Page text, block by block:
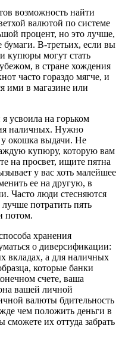
возможность найти
валютой по системе
процент, но это лучше,
бумаги. В-третьих, если вы
купюры могут стать
в стране хождения
часто гораздо мягче, и
ими в магазине или
усвоила на горьком
наличных. Нужно
у окошка выдачи. Не
купюру, которую вам
на просвет, ищите пятна
у вас хоть малейшее
ее на другую, в
Часто люди стесняются
лучше потратить пять
потом.
хранения
о диверсификации:
вкладах, а для наличных
которые банки
счете, ваша
вашей личной
валюты бдительность
чем положить деньги в
сможете их оттуда забрать